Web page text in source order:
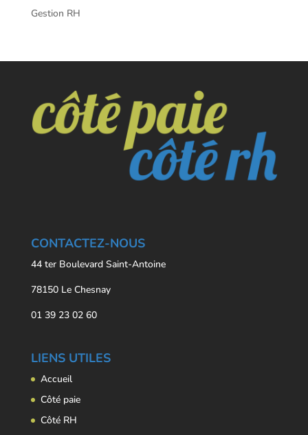
Gestion RH
CONTACTEZ-NOUS
44 ter Boulevard Saint-Antoine
78150 Le Chesnay
01 39 23 02 60
LIENS UTILES
Accueil
Côté paie
Côté RH